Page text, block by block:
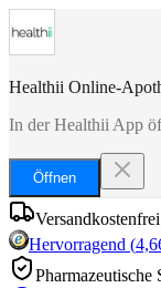
Healthii Online-
In der Healthii App
Öffnen
Hervorragend (
Pharmazeutische